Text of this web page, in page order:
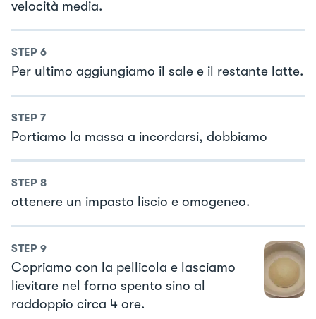
velocità media.
STEP 6
Per ultimo aggiungiamo il sale e il restante latte.
STEP 7
Portiamo la massa a incordarsi, dobbiamo
STEP 8
ottenere un impasto liscio e omogeneo.
STEP 9
Copriamo con la pellicola e lasciamo
lievitare nel forno spento sino al
raddoppio circa 4 ore.